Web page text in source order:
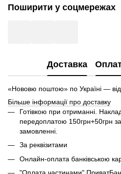
Поширити у соцмережах
Доставка
«Нововю поштою» по Україні — від
Більше інформації про доставку
Готівкою при отриманні.
передоплатою 150грн+50грн
замовленні.
За реквізитами
Онлайн-оплата банківською